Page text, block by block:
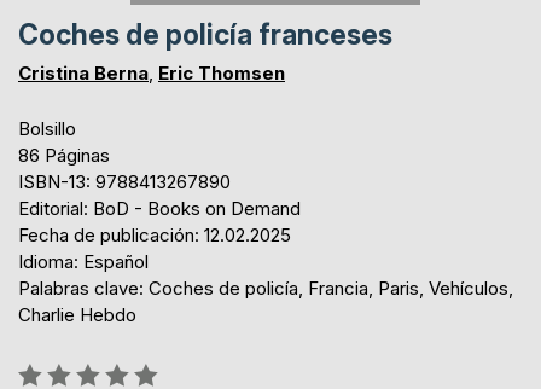
Coches de policía franceses
Cristina Berna, Eric Thomsen
Bolsillo
86 Páginas
ISBN-13: 9788413267890
Editorial: BoD - Books on Demand
Fecha de publicación: 12.02.2025
Idioma: Español
Palabras clave: Coches de policía, Francia, Paris, Vehículos,
Charlie Hebdo
Rating: